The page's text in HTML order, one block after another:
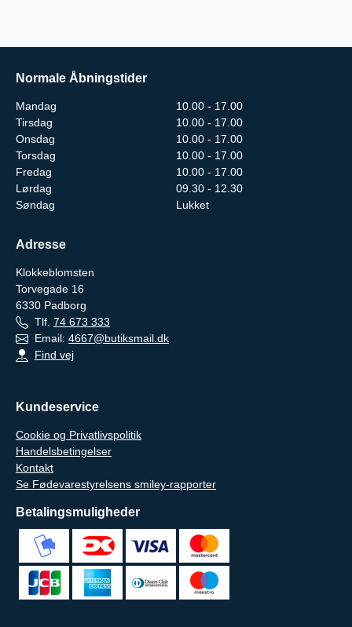
Normale Åbningstider
Mandag
10.00 - 17.00
Tirsdag
10.00 - 17.00
Onsdag
10.00 - 17.00
Torsdag
10.00 - 17.00
Fredag
10.00 - 17.00
Lørdag
09.30 - 12.30
Søndag
Lukket
Adresse
Klokkeblomsten
Torvegade 16
6330 Padborg
Tlf. 74 673 333
Email: 4667@butiksmail.dk
Find vej
Kundeservice
Cookie og Privatlivspolitik
Handelsbetingelser
Kontakt
Se Fødevarestyrelsens smiley-rapporter
Betalingsmuligheder